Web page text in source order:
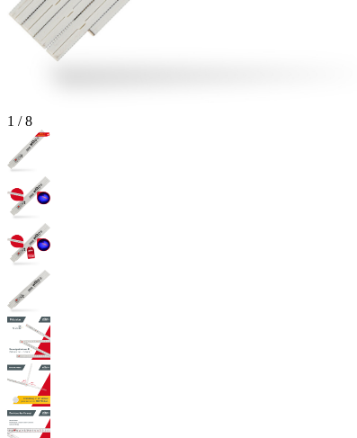
1 /8